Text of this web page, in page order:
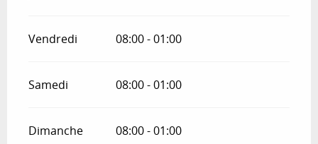
Vendredi 08:00 - 01:00
Samedi 08:00 - 01:00
Dimanche 08:00 - 01:00